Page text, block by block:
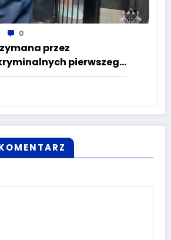
0
przez
pierwszego
kradzieże sklepowe